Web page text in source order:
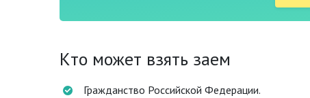
Кто может взять заем
Гражданство Российской Федерации.